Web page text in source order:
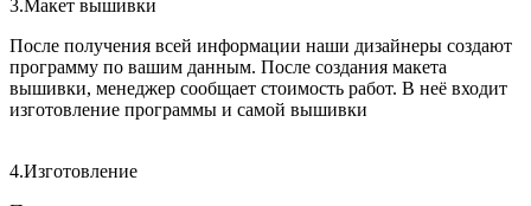
3.Макет вышивки
После получения всей информации наши дизайнеры создают
программу по вашим данным. После создания макета
вышивки, менеджер сообщает стоимость работ. В неё входит
изготовление программы и самой вышивки
4.Изготовление